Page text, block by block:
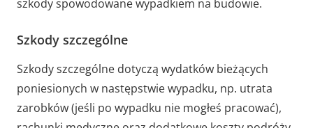
szkody spowodowane wypadkiem na budowie.
Szkody szczególne
Szkody szczególne dotyczą wydatków bieżących
poniesionych w następstwie wypadku, np. utrata
zarobków (jeśli po wypadku nie mogłeś pracować),